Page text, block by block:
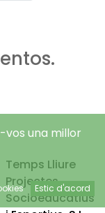
Temps Lliure
Projectes
Socioeducatius
una millor
Estic d'acord